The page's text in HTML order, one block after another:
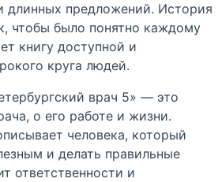
длинных предложений. История
чтобы было понятно каждому
книгу доступной и
круга людей.
врач 5» — это
о его работе и жизни.
человека, который
и делать правильные
ответственности и